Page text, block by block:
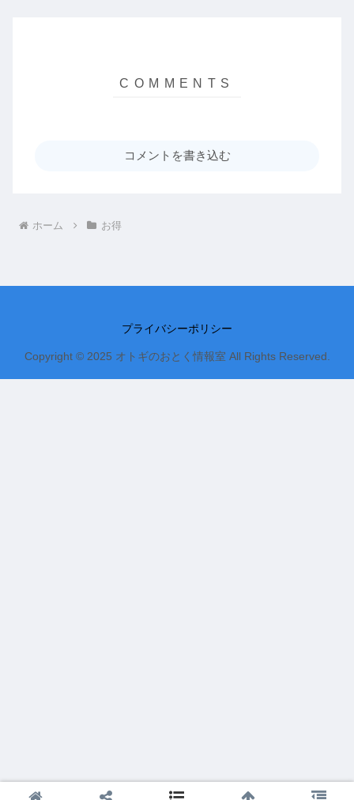
コメントを書き込む
ホーム お得
プライバシーポリシー
Copyright © 2025 オトギのおとく情報室 All Rights Reserved.